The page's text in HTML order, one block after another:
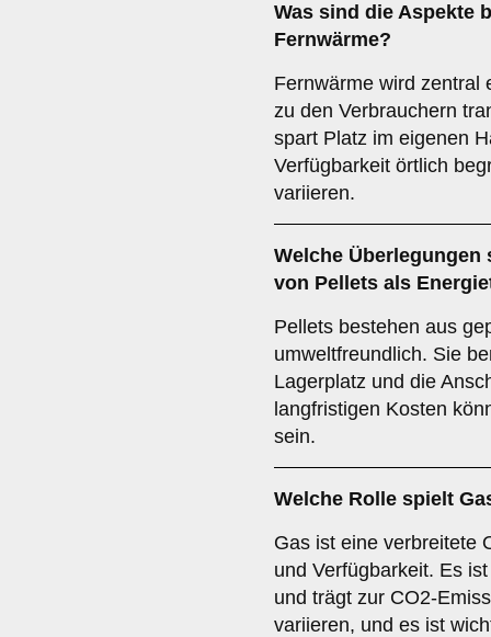
Was sind die Aspekte
Fernwärme?
Fernwärme wird zentral
zu den Verbrauchern
spart Platz im eigenen
Verfügbarkeit örtlich
variieren.
Welche
von Pellets als
Pellets bestehen aus
umweltfreundlich. Sie
Lagerplatz und die
langfristigen Kosten
sein.
Welche Rolle spielt
Gas ist eine verbreitete
und Verfügbarkeit. Es
und trägt zur CO2-
variieren, und es ist